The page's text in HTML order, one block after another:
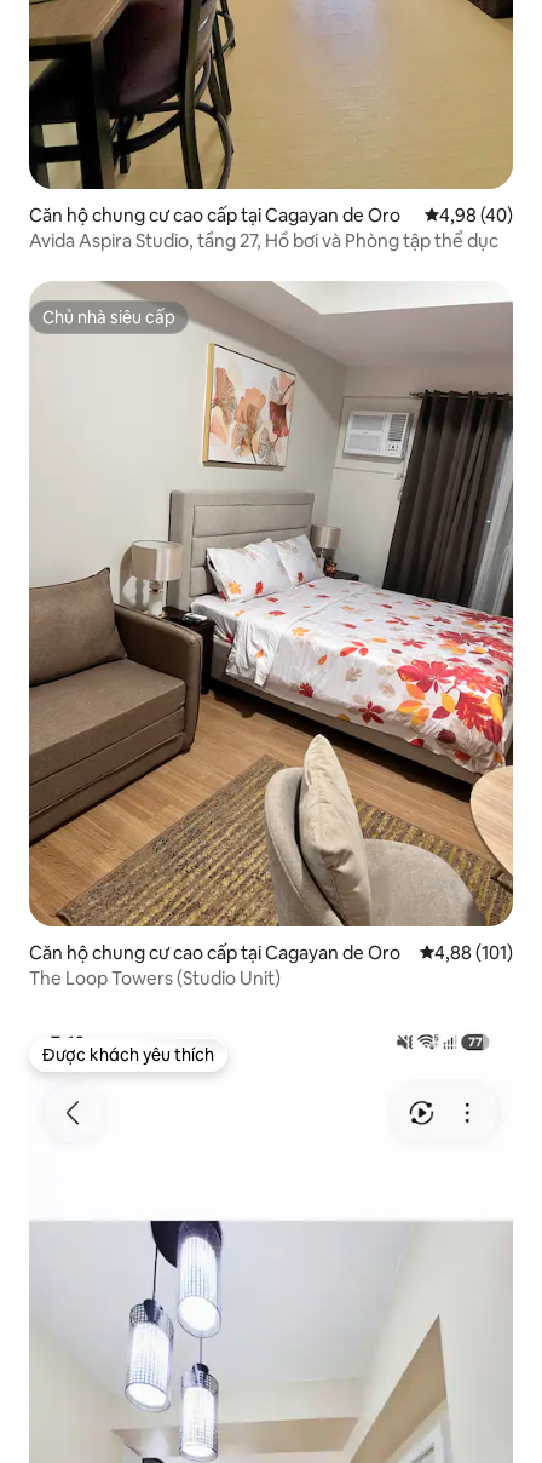
Căn hộ chung cư cao cấp tại Cagayan de Oro Xếp hạng
4,98 (40)
Avida Aspira Studio, tầng 27, Hồ bơi và Phòng tập thể dục
Chủ nhà siêu cấp
Chủ nhà siêu cấp
Căn hộ chung cư cao cấp tại Cagayan de Oro Xếp hạng
4,88 (101)
The Loop Towers (Studio Unit)
Được khách yêu thích
Được khách yêu thích